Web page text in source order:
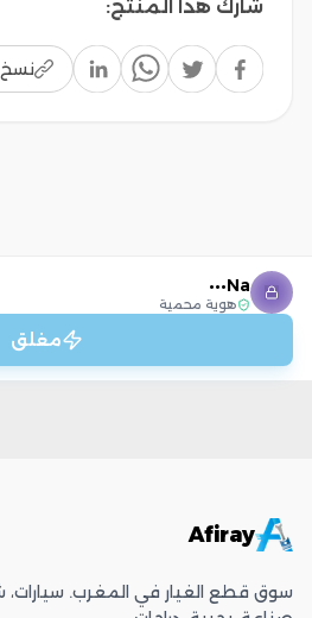
شارك هذا المنتج:
نسخ
Na•••
هوية محمية
مغلق
Afiray
سوق قطع الغيار في المغرب. سيارات،